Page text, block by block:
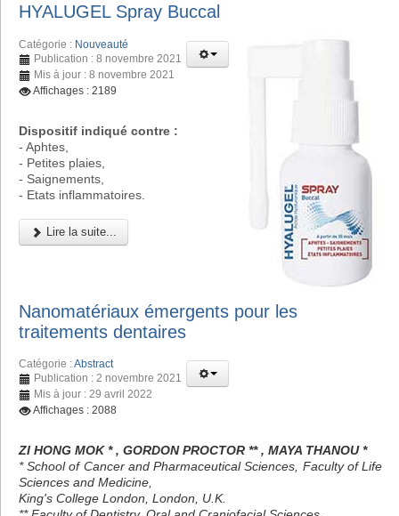
HYALUGEL Spray Buccal
Catégorie : Nouveauté
Publication : 8 novembre 2021
Mis à jour : 8 novembre 2021
Affichages : 2189
Dispositif indiqué contre :
- Aphtes,
- Petites plaies,
- Saignements,
- Etats inflammatoires.
Lire la suite...
Nanomatériaux émergents pour les
traitements dentaires
Catégorie :Abstract
Publication : 2 novembre 2021
Mis à jour : 29 avril 2022
Affichages : 2088
ZI HONG MOK * , GORDON PROCTOR ** , MAYA THANOU *
* School of Cancer and Pharmaceutical Sciences, Faculty of Life
Sciences and Medicine,
King's College London, London, U.K.